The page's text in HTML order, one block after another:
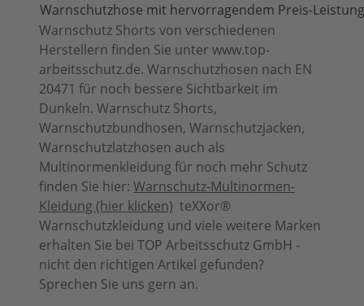
Warnschutzhose mit hervorragendem Preis-
Warnschutz Shorts von verschiedenen
Herstellern finden Sie unter www.top-
arbeitsschutz.de. Warnschutzhosen nach EN
20471 für noch bessere Sichtbarkeit im
Dunkeln. Warnschutz Shorts,
Warnschutzbundhosen, Warnschutzjacken,
Warnschutzlatzhosen auch als
Multinormenkleidung für noch mehr Schutz
finden Sie hier: Warnschutz-Multinormen-
Kleidung (hier klicken) teXXor®
Warnschutzkleidung und viele weitere Marken
erhalten Sie bei TOP Arbeitsschutz GmbH -
nicht den richtigen Artikel gefunden?
Sprechen Sie uns gern an.